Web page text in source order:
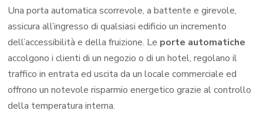
Una porta automatica scorrevole, a battente e girevole,
assicura all’ingresso di qualsiasi edificio un incremento
dell’accessibilità e della fruizione. Le porte automatiche
accolgono i clienti di un negozio o di un hotel, regolano il
traffico in entrata ed uscita da un locale commerciale ed
offrono un notevole risparmio energetico grazie al controllo
della temperatura interna.